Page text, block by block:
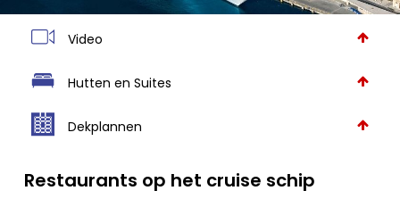
Video
Hutten en Suites
Dekplannen
Restaurants op het cruise schip